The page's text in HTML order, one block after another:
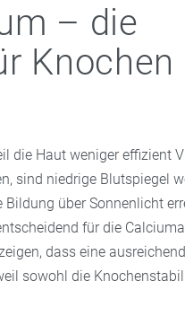
– die
Knochen
die Haut weniger effizient
sind niedrige Blutspiegel
über Sonnenlicht
für die
dass eine
sowohl die